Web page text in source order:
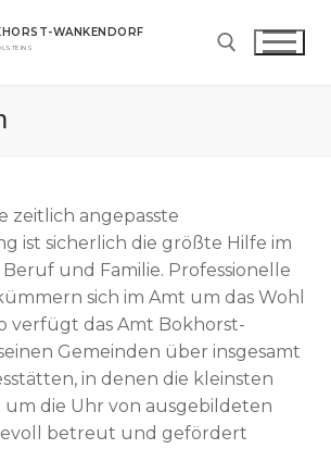
WANKENDORF
zeitlich angepasste
ist sicherlich die größte Hilfe im
und Familie. Professionelle
sich im Amt um das Wohl
verfügt das Amt Bokhorst-
Gemeinden über insgesamt
in denen die kleinsten
die Uhr von ausgebildeten
betreut und gefördert